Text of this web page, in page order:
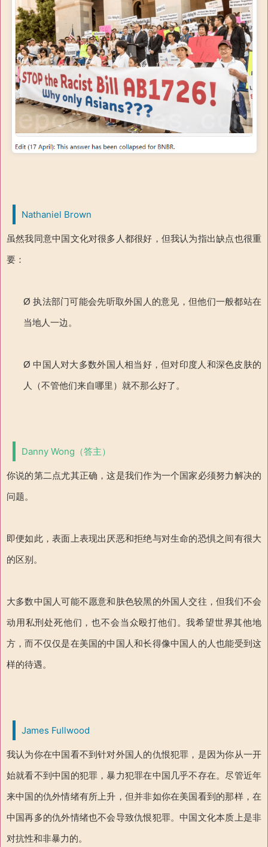
Nathaniel Brown
虽然我同意中国文化对很多人都很好，但我认为指出缺点也很重
要：
Ø 执法部门可能会先听取外国人的意见，但他们一般都站在
当地人一边。
Ø 中国人对大多数外国人相当好，但对印度人和深色皮肤的
人（不管他们来自哪里）就不那么好了。
Danny Wong（答主）
你说的第二点尤其正确，这是我们作为一个国家必须努力解决的
问题。
即便如此，表面上表现出厌恶和拒绝与对生命的恐惧之间有很大
的区别。
大多数中国人可能不愿意和肤色较黑的外国人交往，但我们不会
动用私刑处死他们，也不会当众殴打他们。我希望世界其他地
方，而不仅仅是在美国的中国人和长得像中国人的人也能受到这
样的待遇。
James Fullwood
我认为你在中国看不到针对外国人的仇恨犯罪，是因为你从一开
始就看不到中国的犯罪，暴力犯罪在中国几乎不存在。尽管近年
来中国的仇外情绪有所上升，但并非如你在美国看到的那样，在
中国再多的仇外情绪也不会导致仇恨犯罪。中国文化本质上是非
对抗性和非暴力的。